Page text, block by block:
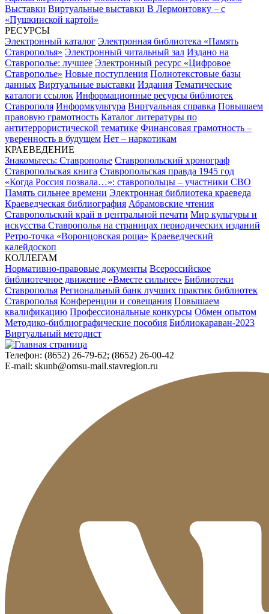
Выставки Виртуальные выставки В Лермонтовку – с
«Пушкинской картой»
РЕСУРСЫ
Электронный каталог Электронная библиотека «Память
Ставрополья» Электронный читальный зал Издано на
Ставрополье: лучшее Электронный ресурс «Цифровое
Ставрополье» Новые поступления Полнотекстовые базы
данных Виртуальные выставки Издания Тематические
каталоги ссылок Информационные ресурсы библиотек
Ставрополя Информкультура Виртуальная справка Повышаем
правовую грамотность Каталог литературы по
антитеррористической тематике Финансовая грамотность –
уверенность в будущем Нет – наркотикам
КРАЕВЕДЕНИЕ
Знакомьтесь: Ставрополье Ставропольский хронограф
Ставропольская книга Ставропольская правда 1945 год
«Когда Россия позвала…»: ставропольцы – участники СВО
Память сильнее времени Электронная библиотека краеведа
Краеведческая библиография Абрамовские чтения
Ставропольский край в центральной печати Мир культуры и
искусства Ставрополья на страницах периодических изданий
Ретро-точка «Воронцовская роща» Краеведческий
калейдоскоп
КОЛЛЕГАМ
Нормативно-правовые документы Всероссийское
библиотечное движение «Вместе сильнее» Библиотеки
Ставрополья Региональный банк лучших практик библиотек
Ставрополья Конференции и совещания Повышаем
квалификацию Профессиональные конкурсы Обмен опытом
Методико-библиографические пособия Библиокараван-2023
Виртуальный методист
Телефон: (8652) 26-79-62; (8652) 26-00-42
E-mail: skunb@omsu-mail.stavregion.ru